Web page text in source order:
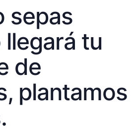
sepas
tu
de
plantamos